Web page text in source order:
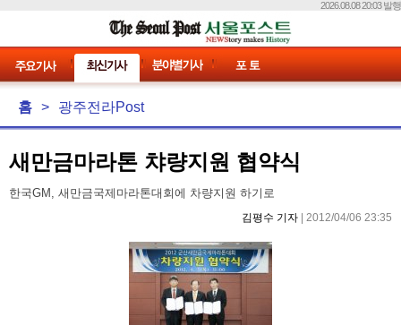
2026.08.08 20:03 발행
홈 > 광주전라Post
새만금마라톤 챠량지원 협약식
한국GM, 새만금국제마라톤대회에 차량지원 하기로
김평수 기자 | 2012/04/06 23:35